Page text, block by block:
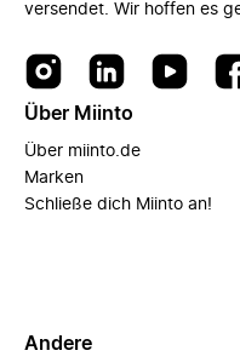
versendet. Wir hoffen es
Über Miinto
Über miinto.de
Marken
Schließe dich Miinto an!
Andere